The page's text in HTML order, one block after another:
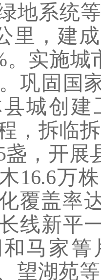
地系统等
里，建
。实施城
巩固国
城创建
， 拆临
盏，开展
16.6万
覆盖率
线新平
马家
望湖苑等